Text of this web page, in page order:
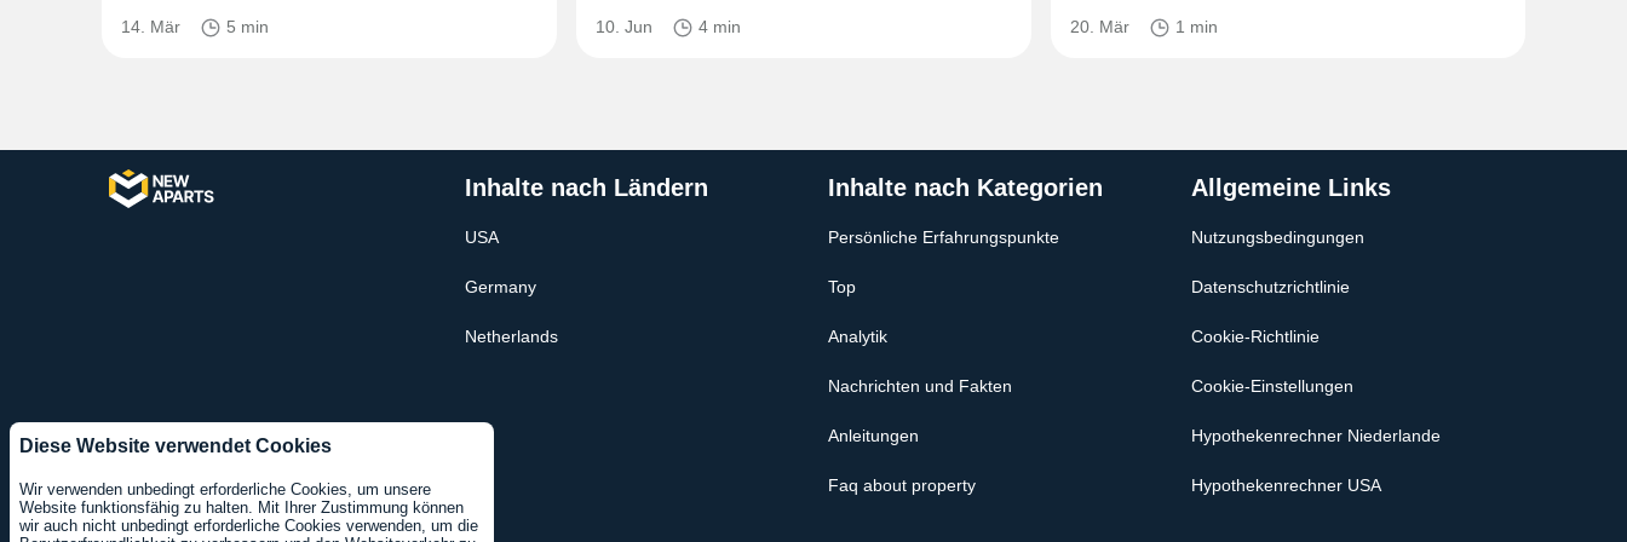
Diese Website verwendet Cookies
Wir verwenden unbedingt erforderliche Cookies, um unsere
Website funktionsfähig zu halten. Mit Ihrer Zustimmung können
wir auch nicht unbedingt erforderliche Cookies verwenden, um die
14. Mär 5 min 10. Jun 4 min 20. Mär 1 min
Inhalte nach Ländern
USA
Germany
Netherlands
Inhalte nach Kategorien
Persönliche Erfahrungspunkte
Top
Analytik
Nachrichten und Fakten
Anleitungen
Faq about property
Allgemeine Links
Nutzungsbedingungen
Datenschutzrichtlinie
Cookie-Richtlinie
Cookie-Einstellungen
Hypothekenrechner Niederlande
Hypothekenrechner USA